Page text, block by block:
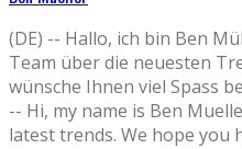
(DE) -- Hallo, ich bin Ben
Team über die neuesten
wünsche Ihnen viel
-- Hi, my name is Ben
latest trends. We